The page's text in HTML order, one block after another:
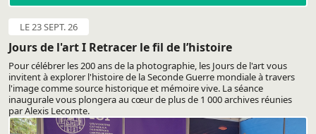
LE 23 SEPT. 26
Jours de l'art I Retracer le fil de l’histoire
Pour célébrer les 200 ans de la photographie, les Jours de l'art vous
invitent à explorer l'histoire de la Seconde Guerre mondiale à travers
l'image comme source historique et mémoire vive. La séance
inaugurale vous plongera au cœur de plus de 1 000 archives réunies
par Alexis Lecomte.